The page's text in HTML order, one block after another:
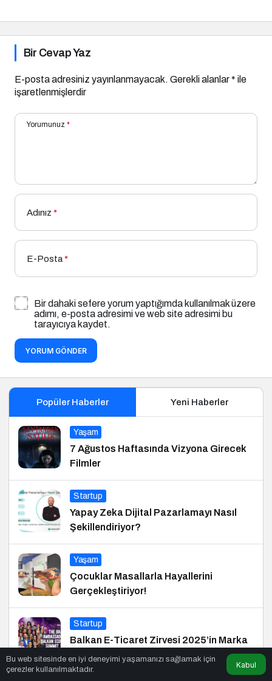
Bir Cevap Yaz
E-posta adresiniz yayınlanmayacak. Gerekli alanlar* ile
işaretlenmişlerdir
Yorumunuz *
Adınız *
E-Posta*
Bir dahaki sefere yorum yaptığımda kullanılmak üzere
adımı, e-posta adresimi ve web site adresimi bu
tarayıcıya kaydet.
YORUM GÖNDER
Popüler Haberler Yeni Haberler
Yaşam
7 Ağustos Haftasında Vizyona Girecek
Filmler
Startup
Yapay Zeka Dijital Pazarlamayı Nasıl
Şekillendiriyor?
Yaşam
Çocuklar Masallarla Hayallerini
Gerçekleştiriyor!
Startup
Balkan E-Ticaret Zirvesi 2025’in Marka
Elçisi Belli Oldu
Bu web sitesinde en iyi deneyimi yaşamanızı sağlamak için
çerezler kullanılmaktadır.
Kabul